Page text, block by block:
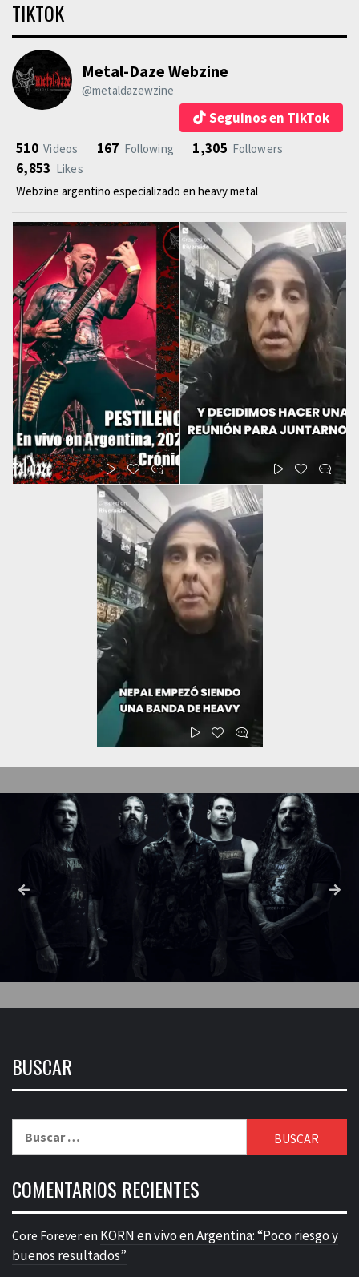
TIKTOK
Metal-Daze Webzine
@metaldazewzine
Seguinos en TikTok
510 Videos 167 Following 1,305 Followers
6,853 Likes
Webzine argentino especializado en heavy metal
BUSCAR
COMENTARIOS RECIENTES
Core Foreveren KORN en vivo en Argentina: “Poco riesgo y
buenos resultados”